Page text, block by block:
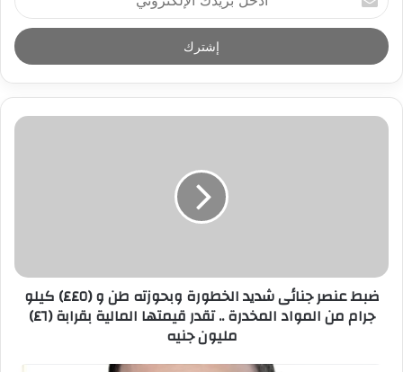
د
خ
ل
ر
د
ر
ضبط عنصر جنائى شديد الخطورة وبحوزته طن و (٤٤٥) كيلو
جرام من المواد المخدرة .. تقدر قيمتها المالية بقرابة (٤٦)
مليون جنيه